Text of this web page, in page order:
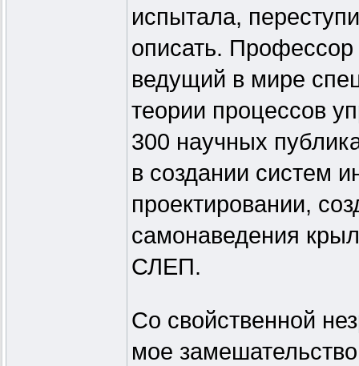
испытала,
описать.
ведущий в мире
теории процессов
300 научных
в создании систем
проектировании,
самонаведения
СЛЕП.
Со свойственной
мое